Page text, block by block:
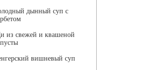
дынный суп с
из свежей и квашеной
вишневый суп